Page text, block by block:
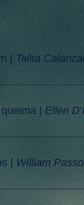
| Talita
|Ellen
| William